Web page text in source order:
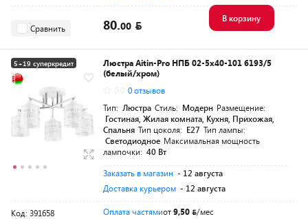
Сравнить 80.00
В корзину
5+19 суперкредит
Люстра Aitin-Pro НПБ 02-5x40-101 6193/5
(белый/хром)
0 отзывов
Тип: Люстра Стиль: Модерн Размещение:
Гостиная, Жилая комната, Кухня, Прихожая,
Спальня Тип цоколя: E27 Тип лампы:
Светодиодное Максимальная мощность
лампочки: 40 Вт
Заказать в магазин - 12 августа
Доставка курьером - 12 августа
Код: 391658 Оплата частямиот9,50
/мес